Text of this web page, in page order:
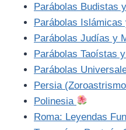
Parábolas Budistas
Parábolas Islámicas
Parábolas Judías y
Parábolas Taoístas
Parábolas
Persia
Polinesia
Roma: Leyendas